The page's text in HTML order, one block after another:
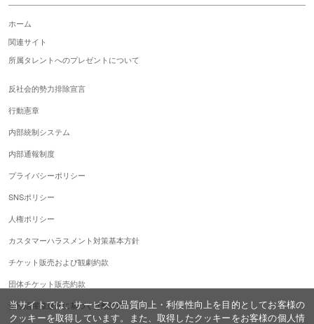
ホーム
関連サイト
所属タレントへのプレゼントについて
反社会的勢力排除宣言
行動憲章
内部統制システム
内部通報制度
プライバシーポリシー
SNSポリシー
人権ポリシー
カスタマーハラスメント対策基本方針
チケット販売および観劇約款
団体チケット販売約款
女性活躍推進法に基づく行動計画
当サイトでは、サービスの品質向上・利便性向上を目的としてお客様の
クッキーを取得しています。また、取得したクッキーをお客様の個人情